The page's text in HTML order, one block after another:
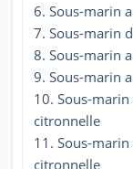
6. Sous-marin
7. Sous-marin
8. Sous-marin
9. Sous-marin
10. Sous-
citronnelle
11. Sous-
citronnelle